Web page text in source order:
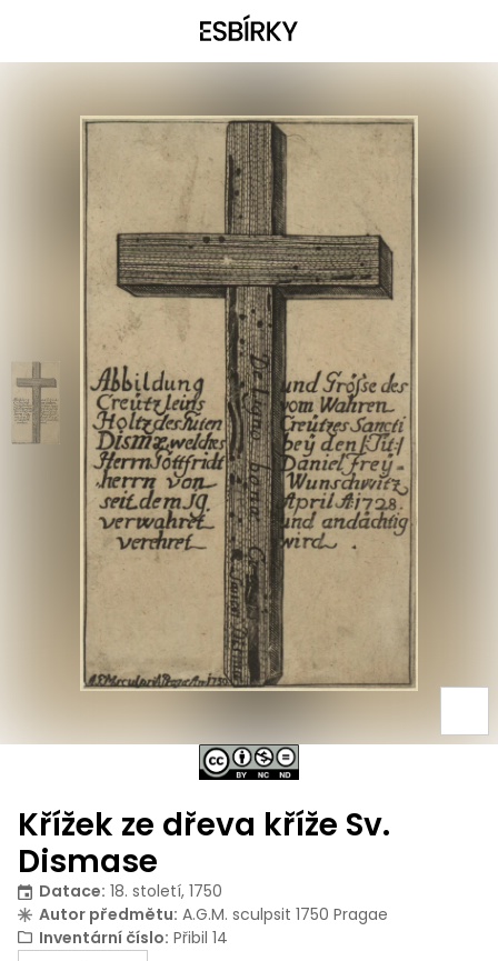
Křížek ze dřeva kříže Sv.
Dismase
Datace: 18. století, 1750
Autor předmětu: A.G.M. sculpsit 1750 Pragae
Inventární číslo: Přibil 14